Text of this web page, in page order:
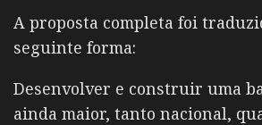
A proposta completa foi
seguinte forma:
Desenvolver e construir uma
ainda maior, tanto nacional,